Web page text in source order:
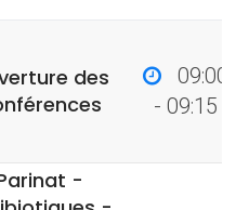
des
09:00
- 09:15
-